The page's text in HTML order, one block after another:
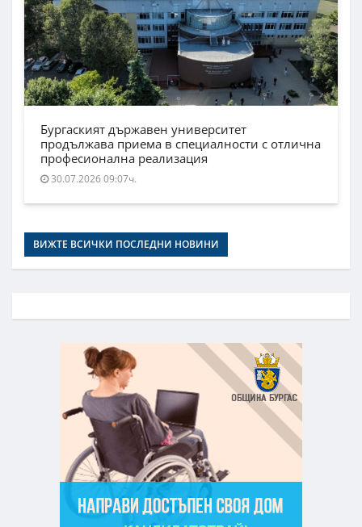
Бургаският държавен университет
продължава приема в специалности с отлична
професионална реализация
30.07.2026 09:07ч.
ВИЖТЕ ВСИЧКИ ПОСЛЕДНИ НОВИНИ